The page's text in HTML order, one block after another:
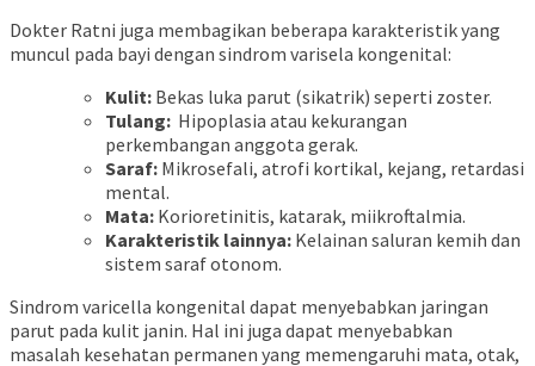
Dokter Ratni juga membagikan beberapa karakteristik yang
muncul pada bayi dengan sindrom varisela kongenital:
Kulit: Bekas luka parut (sikatrik) seperti zoster.
Tulang: Hipoplasia atau kekurangan
perkembangan anggota gerak.
Saraf: Mikrosefali, atrofi kortikal, kejang, retardasi
mental.
Mata: Korioretinitis, katarak, miikroftalmia.
Karakteristik lainnya: Kelainan saluran kemih dan
sistem saraf otonom.
Sindrom varicella kongenital dapat menyebabkan jaringan
parut pada kulit janin. Hal ini juga dapat menyebabkan
masalah kesehatan permanen yang memengaruhi mata, otak,